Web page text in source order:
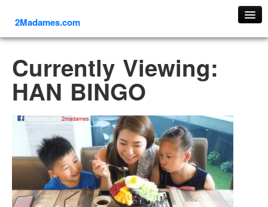
2Madames.com
ภาคเหนือ
ภาคใต้
ภาคกลาง
ภาคตะวันตก
ภาคอีสาน
ทริปต่างประเทศ
ยุโรป
Currently Viewing:
HAN BINGO